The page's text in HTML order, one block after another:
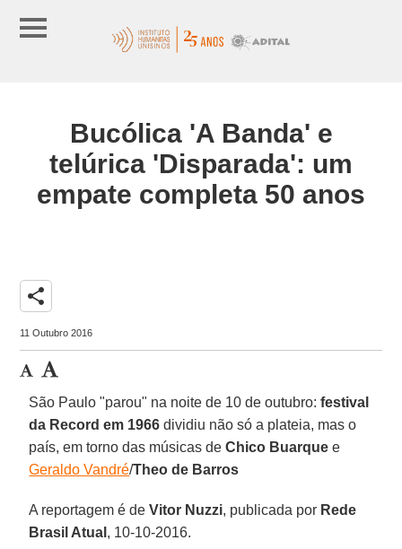
Bucólica 'A Banda' e
telúrica 'Disparada': um
empate completa 50 anos
share
11 Outubro 2016
São Paulo "parou" na noite de 10 de outubro:festival
da Record em 1966 dividiu não só a plateia, mas o
país, em torno das músicas deChico Buarque e
Geraldo Vandré/Theo de Barros
A reportagem é deVitor Nuzzi, publicada por Rede
Brasil Atual , 10-10-2016.